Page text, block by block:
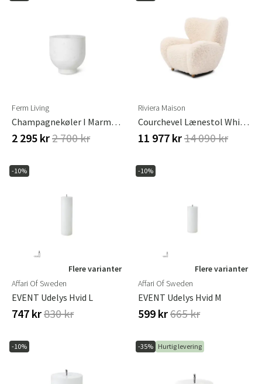
Ferm Living
Champagnekøler I Marmor Alza
2 295 kr2 700 kr
Riviera Maison
Courchevel Lænestol White Lion
11 977 kr14 090 kr
-10%
Flere varianter
Affari Of Sweden
EVENT Udelys Hvid L
747 kr830 kr
-10%
Flere varianter
Affari Of Sweden
EVENT Udelys Hvid M
599 kr665 kr
-10% -35% Hurtig levering